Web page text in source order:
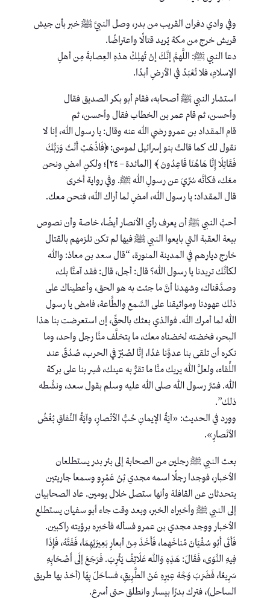
وفي وادي دفران القريب من بدر، وصل النبيَّ ﷺ خبر بأن جيش
قريش خرج من مكة يُريد قتالًا واعتراضًا.
دعا النبي ﷺ: اللَّهمَّ إنَّكَ إنْ تُهلِكْ هذهِ العِصابةَ مِن أهلِ
الإسلامِ، فلا تُعْبَدُ في الأرضِ أبدًا.
استشار النبي ﷺ أصحابه، فقام أبو بكر الصديق فقال
وأحسن، ثم قام عمر بن الخطاب فقال وأحسن، ثم
قام المقداد بن عمرو رضي الله عنه وقال: يا رسول الله، إنا لا
نقول لك كما قالتْ بنو إسرائيل لموسى: ﴿فَاذْهَبْ أَنْتَ وَرَبُّكَ
فَقَاتِلَا إِنَّا هَاهُنَا قَاعِدُونَ ﴾ [المائدة – ٢٤]؛ ولكنِ امضِ ونحن
معَك، فكأنَّه سُرِّيَ عن رسولِ الله ﷺ. وفي رواية أخرى
قال المقداد: يا رسول الله، امضِ لما أراك الله، فنحن معك.
أحبَّ النبي ﷺ أن يعرف رأي الأنصار أيضًا، خاصة وأن نصوص
بيعة العقبة التي بايعوا النبي ﷺ فيها لم تكن تلزمهم بالقتال
خارج ديارهم في المدينة المنورة، “قال سعد بن معاذ: والله
لكأنَّك تريدنا يا رسول الله؟ قال: أجل، قال: فقد آمنَّا بك،
وصدَّقناك، وشهدنا أنَّ ما جئت به هو الحق، وأعطيناك على
ذلك عهودنا ومواثيقنا على السَّمع والطَّاعة، فامض يا رسول
الله لما أمرك الله. فوالذي بعثك بالحقِّ، إن استعرضت بنا هذا
البحر، فخضته لخضناه معك، ما يتخلَّف منَّا رجل واحد، وما
نكره أن تلقى بنا عدوَّنا غدًا، إنَّا لصُبُرٌ في الحرب، صُدُقٌ عند
اللِّقاء، ولعلَّ الله يريك منَّا ما تقرُّ به عينك، فسِر بنا على بركة
الله. فسُرَّ رسول الله صلى الله عليه وسلم بقول سعد، ونشَّطه
ذلك”.
وورد في الحديث: «آيَةُ الإيمانِ حُبُّ الأنْصارِ، وآيَةُ النِّفاقِ بُغْضُ
الأنْصارِ».
بعث النبي ﷺ رجلين من الصحابة إلى بئر بدر يستطلعان
الأخبار، فوجدا رجلًا اسمه مجدي بْنُ عَمْرٍو وسمعا جاريتين
يتحدثان عن القافلة وأنها ستصل خلال يومين. عاد الصحابيان
إلى النبي ﷺ وأخبراه الخبر، وبعد وقت جاء أبو سفيان يستطلع
الأخبار ووجد مجدي بن عمرو فسأله فأخبره برؤيته راكبين.
فَأَتَى أَبُو سُفْيَانَ مُناخَهما، فَأَخَذَ مِنْ أبعارِ بَعِيرَيْهِمَا، فَفَتَّهُ، فَإِذَا
فِيهِ النَّوَى، فَقَالَ: هَذِهِ وَاَللَّهِ عَلَائِفُ يَثْرِبَ. فَرَجَعَ إلَى أَصْحَابِهِ
سَرِيعًا، فَضَرَبَ وَجْهَ عِيرِهِ عَنْ الطَّرِيقِ، فساحَلَ بِهَا (أخذ بها طريق
الساحل)، فترك بدرًا بيسار وانطلق حتى أسرع.